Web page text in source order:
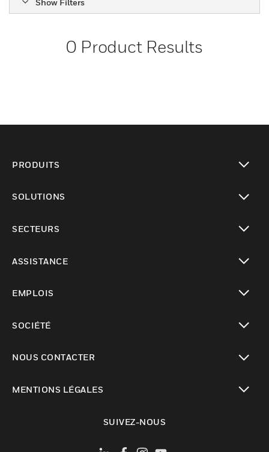
0 Product Results
PRODUITS
SOLUTIONS
SECTEURS
ASSISTANCE
EMPLOIS
SOCIÉTÉ
NOUS CONTACTER
MENTIONS LÉGALES
SUIVEZ-NOUS